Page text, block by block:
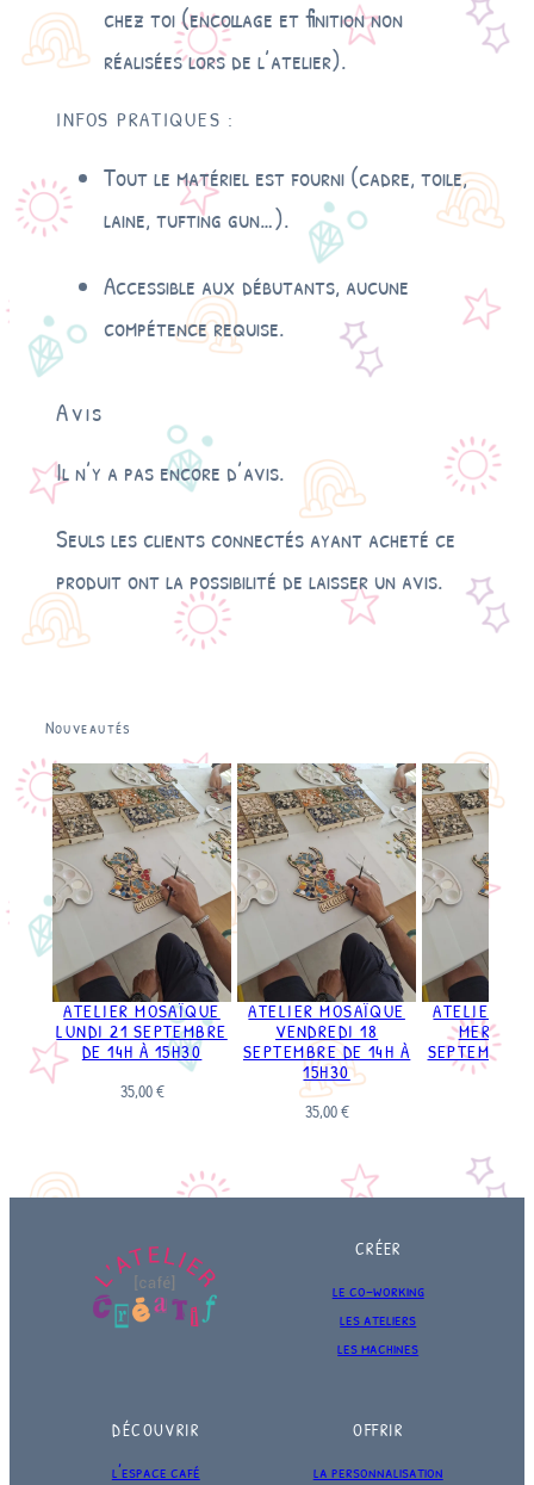
chez toi (encollage et finition non
réalisées lors de l’atelier).
INFOS PRATIQUES :
Tout le matériel est fourni (cadre, toile,
laine, tufting gun…).
Accessible aux débutants, aucune
compétence requise.
Avis
Il n’y a pas encore d’avis.
Seuls les clients connectés ayant acheté ce
produit ont la possibilité de laisser un avis.
Nouveautés
ATELIER MOSAÏQUE
LUNDI 21 SEPTEMBRE
DE 14H À 15H30
35,00€
ATELIER MOSAÏQUE
VENDREDI 18
SEPTEMBRE DE 14H À
15H30
35,00€
ATELIER
SEPTEMBRE
CRÉER
le co-working
les ateliers
les machines
DÉCOUVRIR
l’espace café
OFFRIR
la personnalisation